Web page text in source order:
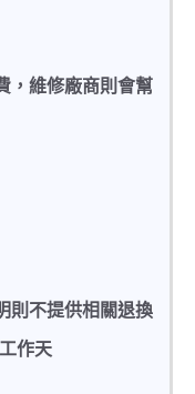
維修廠商則會幫
則不提供相關退換
作天